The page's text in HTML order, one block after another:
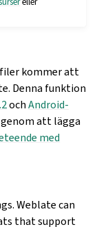
kommer att
Denna funktion
ochAndroid-
genom att lägga
med
Weblate can
that support